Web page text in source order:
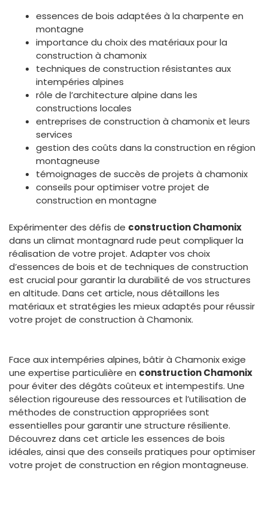
essences de bois adaptées à la charpente en
montagne
importance du choix des matériaux pour la
construction à chamonix
techniques de construction résistantes aux
intempéries alpines
rôle de l’architecture alpine dans les
constructions locales
entreprises de construction à chamonix et leurs
services
gestion des coûts dans la construction en région
montagneuse
témoignages de succès de projets à chamonix
conseils pour optimiser votre projet de
construction en montagne
Expérimenter des défis de construction Chamonix
dans un climat montagnard rude peut compliquer la
réalisation de votre projet. Adapter vos choix
d’essences de bois et de techniques de construction
est crucial pour garantir la durabilité de vos structures
en altitude. Dans cet article, nous détaillons les
matériaux et stratégies les mieux adaptés pour réussir
votre projet de construction à Chamonix.
Face aux intempéries alpines, bâtir à Chamonix exige
une expertise particulière en construction Chamonix
pour éviter des dégâts coûteux et intempestifs. Une
sélection rigoureuse des ressources et l’utilisation de
méthodes de construction appropriées sont
essentielles pour garantir une structure résiliente.
Découvrez dans cet article les essences de bois
idéales, ainsi que des conseils pratiques pour optimiser
votre projet de construction en région montagneuse.